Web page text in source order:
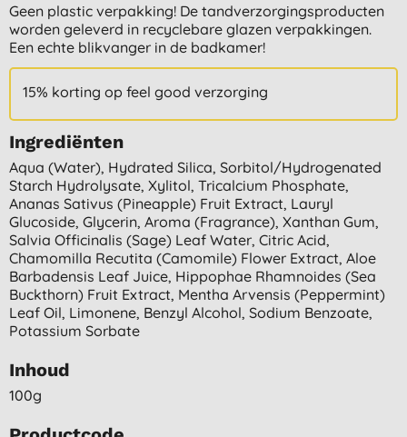
Geen plastic verpakking! De tandverzorgingsproducten
worden geleverd in recyclebare glazen verpakkingen.
Een echte blikvanger in de badkamer!
15% korting op feel good verzorging
Ingrediënten
Aqua (water), Hydrated Silica, Sorbitol/hydrogenated
Starch Hydrolysate, Xylitol, Tricalcium Phosphate,
Ananas Sativus (pineapple) Fruit Extract, Lauryl
Glucoside, Glycerin, Aroma (fragrance), Xanthan Gum,
Salvia Officinalis (sage) Leaf Water, Citric Acid,
Chamomilla Recutita (camomile) Flower Extract, Aloe
Barbadensis Leaf Juice, Hippophae Rhamnoides (sea
Buckthorn) Fruit Extract, Mentha Arvensis (peppermint)
Leaf Oil, Limonene, Benzyl Alcohol, Sodium Benzoate,
Potassium Sorbate
Inhoud
100g